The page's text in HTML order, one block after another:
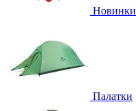
Новинки
Палатки